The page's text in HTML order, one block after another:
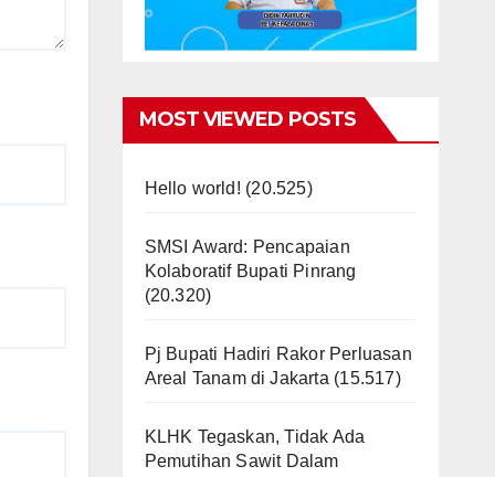
MOST VIEWED POSTS
Hello world! (20.525)
SMSI Award: Pencapaian
Kolaboratif Bupati Pinrang
(20.320)
Pj Bupati Hadiri Rakor Perluasan
Areal Tanam di Jakarta (15.517)
KLHK Tegaskan, Tidak Ada
Pemutihan Sawit Dalam